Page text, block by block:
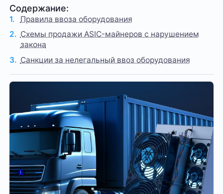
Содержание:
Правила ввоза оборудования
Схемы продажи ASIC-майнеров с нарушением
закона
Санкции за нелегальный ввоз оборудования